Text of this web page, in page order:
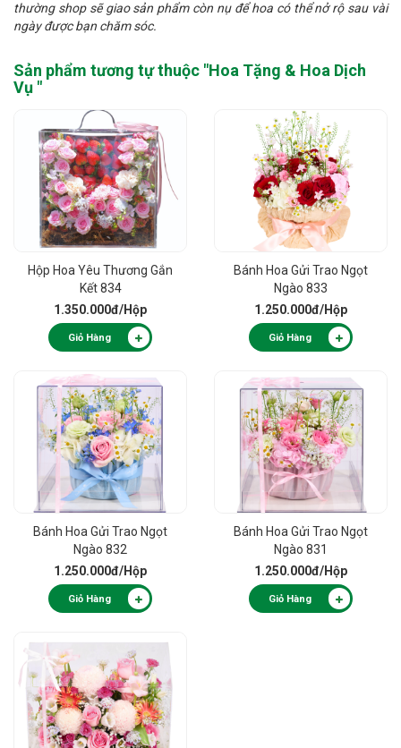
thường shop sẽ giao sản phẩm còn nụ để hoa có thể nở rộ sau vài
ngày được bạn chăm sóc.
Sản phẩm tương tự thuộc "Hoa Tặng & Hoa Dịch
Vụ "
Hộp Hoa Yêu Thương Gắn
Kết 834
1.350.000đ/Hộp
Giỏ Hàng
Bánh Hoa Gửi Trao Ngọt
Ngào 833
1.250.000đ/Hộp
Giỏ Hàng
Bánh Hoa Gửi Trao Ngọt
Ngào 832
1.250.000đ/Hộp
Giỏ Hàng
Bánh Hoa Gửi Trao Ngọt
Ngào 831
1.250.000đ/Hộp
Giỏ Hàng